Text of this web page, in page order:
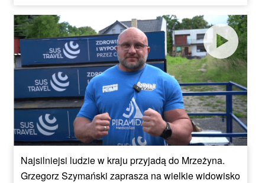
Najsilniejsi ludzie w kraju przyjadą do Mrzeżyna.
Grzegorz Szymański zaprasza na wielkie widowisko